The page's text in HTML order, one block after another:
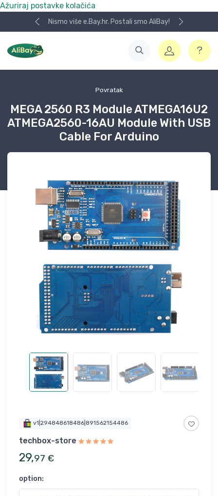
Ažuriraj postavke kolačića
Nismo više e.Bay.hr. Postali smo AliBay!
Povratak
MEGA 2560 R3 Module ATMEGA16U2
ATMEGA2560-16AU Module With USB
Cable For Arduino
v1|294848618486|891562154486
techbox-store
29,97 €
option: